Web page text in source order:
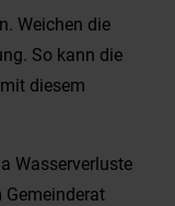
Weichen die
So kann die
diesem
Wasserverluste
Gemeinderat